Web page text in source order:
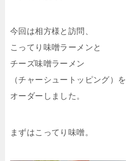
今回は相方様と訪問、
こってり味噌ラーメンと
チーズ味噌ラーメン
（チャーシュートッピング）を
オーダーしました。
まずはこってり味噌。